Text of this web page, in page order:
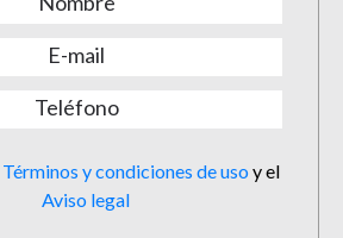
Términos y condiciones de uso y el
Aviso legal